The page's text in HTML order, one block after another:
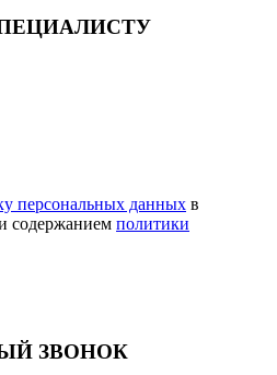
персональных данных в
содержанием политики
ЗВОНОК